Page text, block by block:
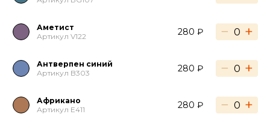
Аметист
Артикул V122
280 ₽ − +
Антверпен синий
Артикул B303
280 ₽ − +
Африкано
Артикул E411
280 ₽ − +